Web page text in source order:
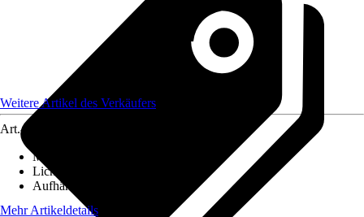
Weitere Artikel des Verkäufers
Art.-Nr.
Maße (BxH)
Lichtdurchlässigkeit
Aufhängungsart
Mehr Artikeldetails